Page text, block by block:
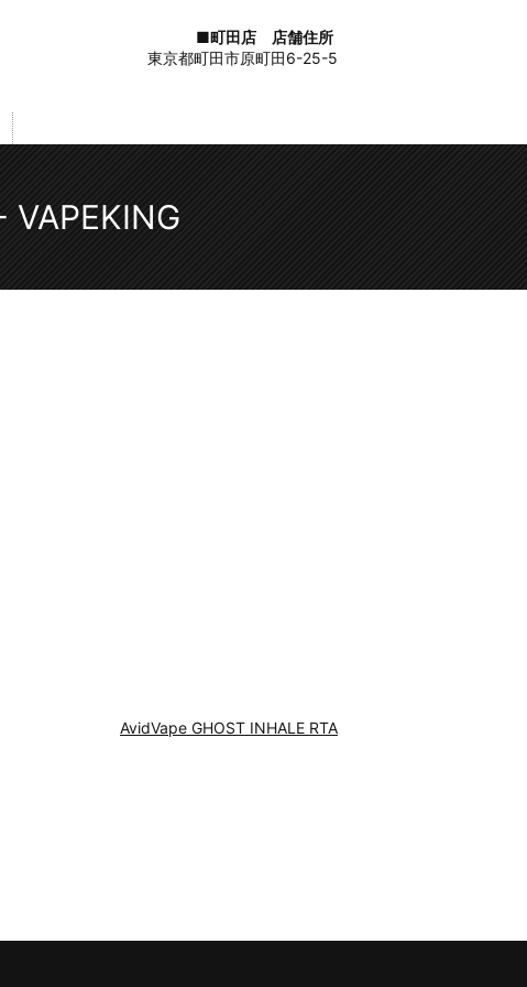
■町田店 店舗住所
東京都町田市原町田6-25-5
AvidVape GHOST INHALE RTA